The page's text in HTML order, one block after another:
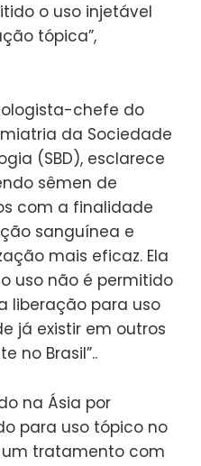
o uso injetável
tópica”,
chefe do
da Sociedade
(SBD), esclarece
sêmen de
com a finalidade
sanguínea e
mais eficaz. Ela
uso não é permitido
liberação para uso
já existir em outros
no Brasil”..
na Ásia por
para uso tópico no
um tratamento com